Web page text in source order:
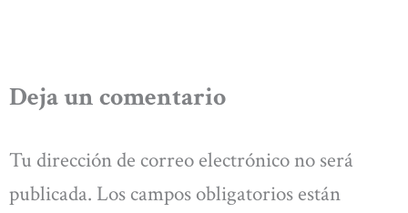
Deja un comentario
Tu dirección de correo electrónico no será
publicada. Los campos obligatorios están